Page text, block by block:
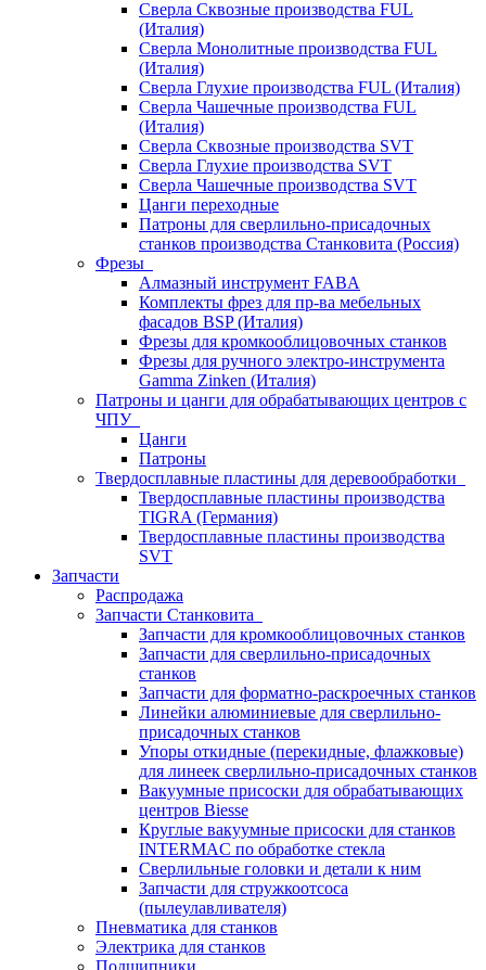
Сверла Сквозные производства FUL
(Италия)
Сверла Монолитные производства FUL
(Италия)
Сверла Глухие производства FUL (Италия)
Сверла Чашечные производства FUL
(Италия)
Сверла Сквозные производства SVT
Сверла Глухие производства SVT
Сверла Чашечные производства SVT
Цанги переходные
Патроны для сверлильно-присадочных
станков производства Станковита (Россия)
Фрезы
Алмазный инструмент FABA
Комплекты фрез для пр-ва мебельных
фасадов BSP (Италия)
Фрезы для кромкооблицовочных станков
Фрезы для ручного электро-инструмента
Gamma Zinken (Италия)
Патроны и цанги для обрабатывающих центров с
ЧПУ
Цанги
Патроны
Твердосплавные пластины для деревообработки
Твердосплавные пластины производства
TIGRA (Германия)
Твердосплавные пластины производства
SVT
Запчасти
Распродажа
Запчасти Станковита
Запчасти для кромкооблицовочных станков
Запчасти для сверлильно-присадочных
станков
Запчасти для форматно-раскроечных станков
Линейки алюминиевые для сверлильно-
присадочных станков
Упоры откидные (перекидные, флажковые)
для линеек сверлильно-присадочных станков
Вакуумные присоски для обрабатывающих
центров Biesse
Круглые вакуумные присоски для станков
INTERMAC по обработке стекла
Сверлильные головки и детали к ним
Запчасти для стружкоотсоса
(пылеулавливателя)
Пневматика для станков
Электрика для станков
Подшипники